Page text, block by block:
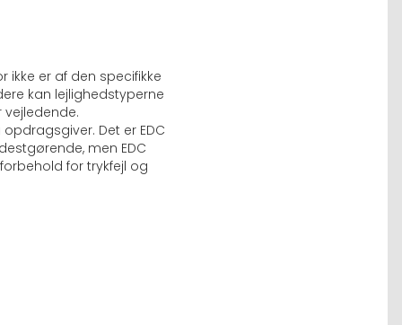
er af den specifikke
kan lejlighedstyperne
vejledende.
Det er EDC
men EDC
for trykfejl og